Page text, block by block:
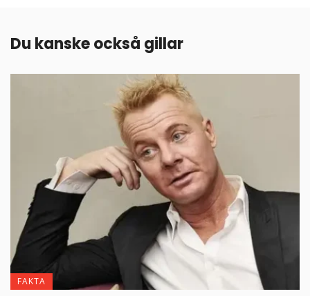
Du kanske också gillar
FAKTA